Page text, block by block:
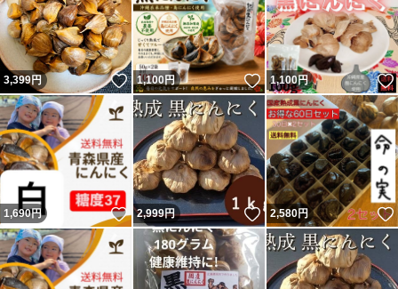
3,399円 いいね！
1,100 円 いいね！
1,100円
1,690円 いいね！
2,999円 いいね！
2,580円